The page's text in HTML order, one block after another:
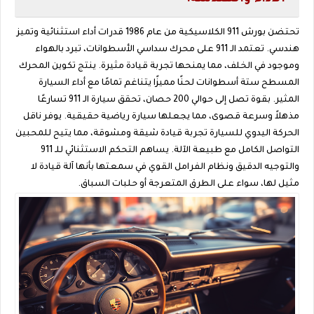
تحتضن بورش 911 الكلاسيكية من عام 1986 قدرات أداء استثنائية وتميز
هندسي. تعتمد الـ 911 على محرك سداسي الأسطوانات، تبرد بالهواء
وموجود في الخلف، مما يمنحها تجربة قيادة مثيرة. ينتج تكوين المحرك
المسطح ستة أسطوانات لحنًا مميزًا يتناغم تمامًا مع أداء السيارة
المثير. بقوة تصل إلى حوالي 200 حصان، تحقق سيارة الـ 911 تسارعًا
مذهلاً وسرعة قصوى، مما يجعلها سيارة رياضية حقيقية. يوفر ناقل
الحركة اليدوي للسيارة تجربة قيادة شيقة ومشوقة، مما يتيح للمحبين
التواصل الكامل مع طبيعة الآلة. يساهم التحكم الاستثنائي للـ 911
والتوجيه الدقيق ونظام الفرامل القوي في سمعتها بأنها آلة قيادة لا
مثيل لها، سواء على الطرق المتعرجة أو حلبات السباق.